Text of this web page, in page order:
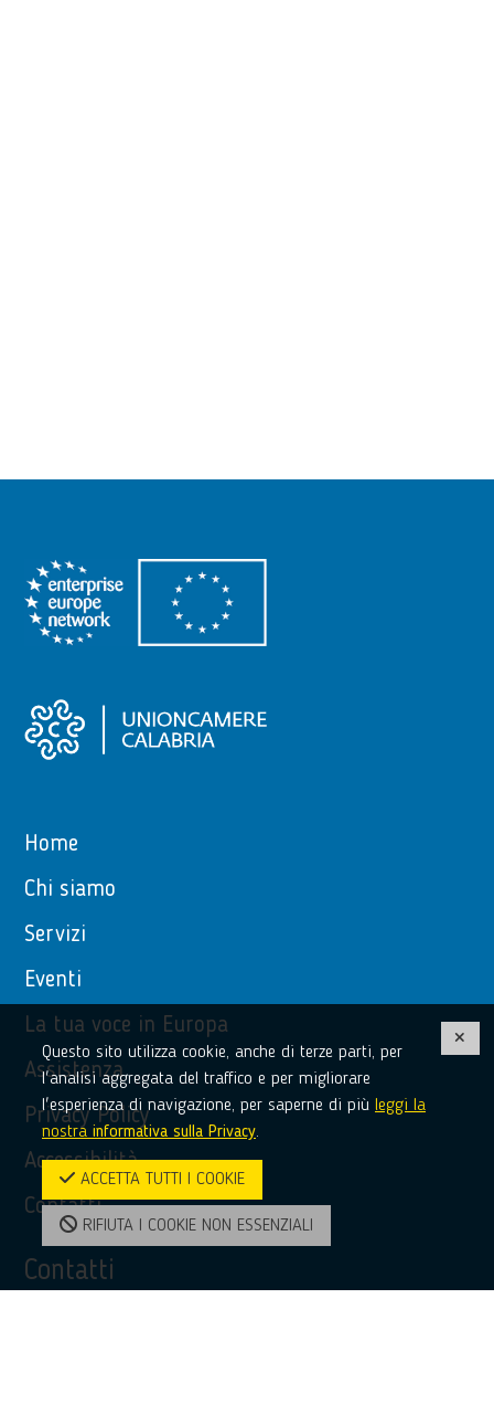
Home
Chi siamo
Servizi
Eventi
La tua voce in Europa
Assistenza
Privacy Policy
Accessibilità
Contatti
Contatti
Questo sito utilizza cookie, anche di terze parti, per
l'analisi aggregata del traffico e per migliorare
l'esperienza di navigazione, per saperne di più leggi la
nostra informativa sulla Privacy.
ACCETTA TUTTI I COOKIE
RIFIUTA I COOKIE NON ESSENZIALI